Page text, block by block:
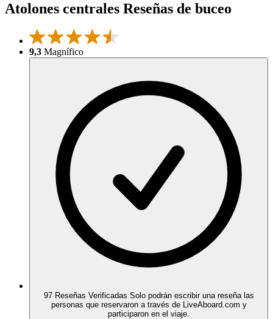
Atolones centrales Reseñas de buceo
9,3 Magnífico
97 Reseñas Verificadas Solo podrán escribir una reseña las
personas que reservaron a través de LiveAboard.com y
participaron en el viaje.